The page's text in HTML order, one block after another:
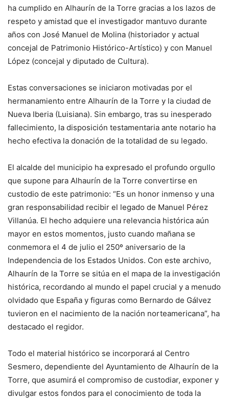
ha cumplido en Alhaurín de la Torre gracias a los lazos de
respeto y amistad que el investigador mantuvo durante
años con José Manuel de Molina (historiador y actual
concejal de Patrimonio Histórico-Artístico) y con Manuel
López (concejal y diputado de Cultura).
Estas conversaciones se iniciaron motivadas por el
hermanamiento entre Alhaurín de la Torre y la ciudad de
Nueva Iberia (Luisiana). Sin embargo, tras su inesperado
fallecimiento, la disposición testamentaria ante notario ha
hecho efectiva la donación de la totalidad de su legado.
El alcalde del municipio ha expresado el profundo orgullo
que supone para Alhaurín de la Torre convertirse en
custodio de este patrimonio: “Es un honor inmenso y una
gran responsabilidad recibir el legado de Manuel Pérez
Villanúa. El hecho adquiere una relevancia histórica aún
mayor en estos momentos, justo cuando mañana se
conmemora el 4 de julio el 250º aniversario de la
Independencia de los Estados Unidos. Con este archivo,
Alhaurín de la Torre se sitúa en el mapa de la investigación
histórica, recordando al mundo el papel crucial y a menudo
olvidado que España y figuras como Bernardo de Gálvez
tuvieron en el nacimiento de la nación norteamericana”, ha
destacado el regidor.
Todo el material histórico se incorporará al Centro
Sesmero, dependiente del Ayuntamiento de Alhaurín de la
Torre, que asumirá el compromiso de custodiar, exponer y
divulgar estos fondos para el conocimiento de toda la